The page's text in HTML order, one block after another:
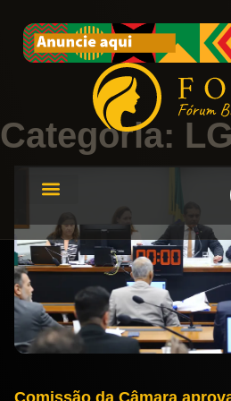
Categoria:
Comissão da Câmara